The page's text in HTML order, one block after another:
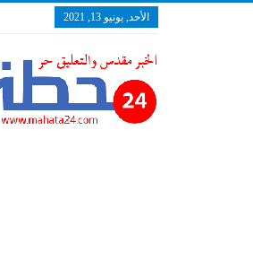
الأحد, يونيو 13, 2021